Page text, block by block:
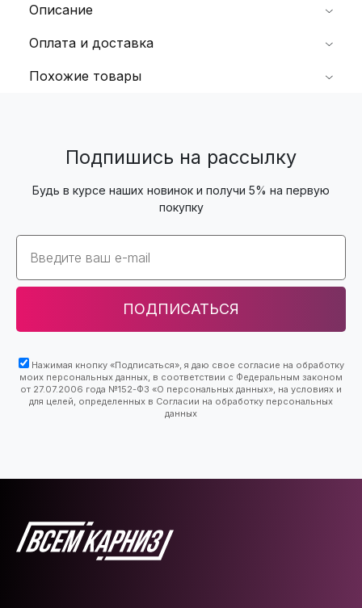
Описание
Оплата и доставка
Похожие товары
Подпишись на рассылку
Будь в курсе наших новинок и получи 5% на первую
покупку
Email
ПОДПИСАТЬСЯ
Нажимая кнопку «Подписаться», я даю свое согласие на обработку
моих персональных данных, в соответствии с Федеральным законом
от 27.07.2006 года №152-ФЗ «О персональных данных», на условиях и
для целей, определенных в Согласии на обработку персональных
данных